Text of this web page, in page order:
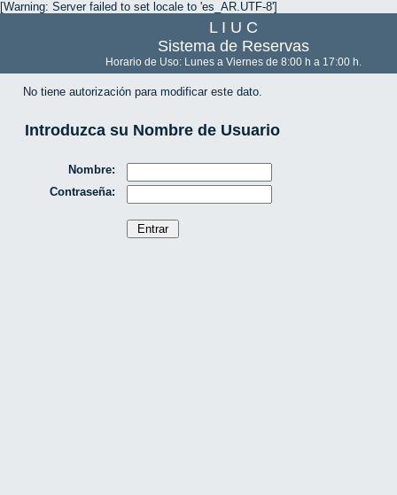
[Warning: Server failed to set locale to 'es_AR.UTF-8']
L I U C
Sistema de Reservas
Horario de Uso: Lunes a Viernes de 8:00 h a 17:00 h.
No tiene autorización para modificar este dato.
Introduzca su Nombre de Usuario
Nombre:
Contraseña: